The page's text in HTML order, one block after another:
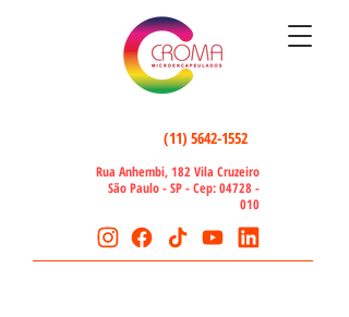
(11) 5642-1552
Rua Anhembi, 182 Vila Cruzeiro
São Paulo - SP - Cep:04728 -
010